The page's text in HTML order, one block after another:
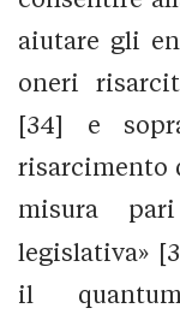
aiutare gli
oneri
[34] e
risarcimento
misura
legislativa»
il